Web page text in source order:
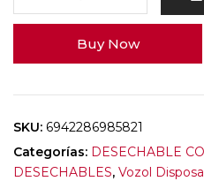
Buy Now
SKU: 6942286985821
Categorías: DESECHABLE
DESECHABLES, Vozol